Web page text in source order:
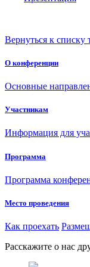
Вернуться к списку
О конференции
Основные
Участникам
Информация для
Программа
Программа
Место проведения
Как проехать
Расскажите о нас